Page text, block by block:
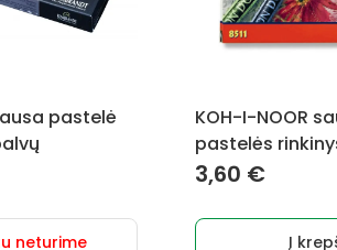
pastelė
neturime
KOH-I-NOOR
pastelės
3,60 €
Į